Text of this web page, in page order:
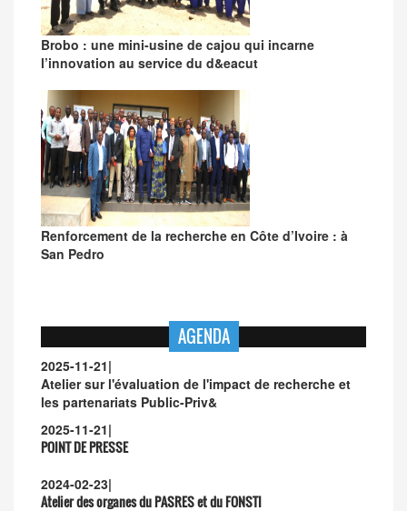
Brobo : une mini-usine de cajou qui incarne
l’innovation au service du d&eacut
Renforcement de la recherche en Côte d’Ivoire : à
San Pedro
AGENDA
2025-11-21|
Atelier sur l'évaluation de l'impact de recherche et
les partenariats Public-Priv&
2025-11-21|
POINT DE PRESSE
2024-02-23|
Atelier des organes du PASRES et du FONSTI